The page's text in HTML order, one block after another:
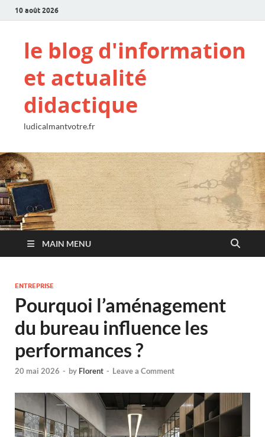
10 août 2026
le blog d'information
et actualité
didactique
ludicalmantvotre.fr
MAIN MENU
ENTREPRISE
Pourquoi l’aménagement
du bureau influence les
performances ?
20 mai 2026 - by Florent - Leave a Comment